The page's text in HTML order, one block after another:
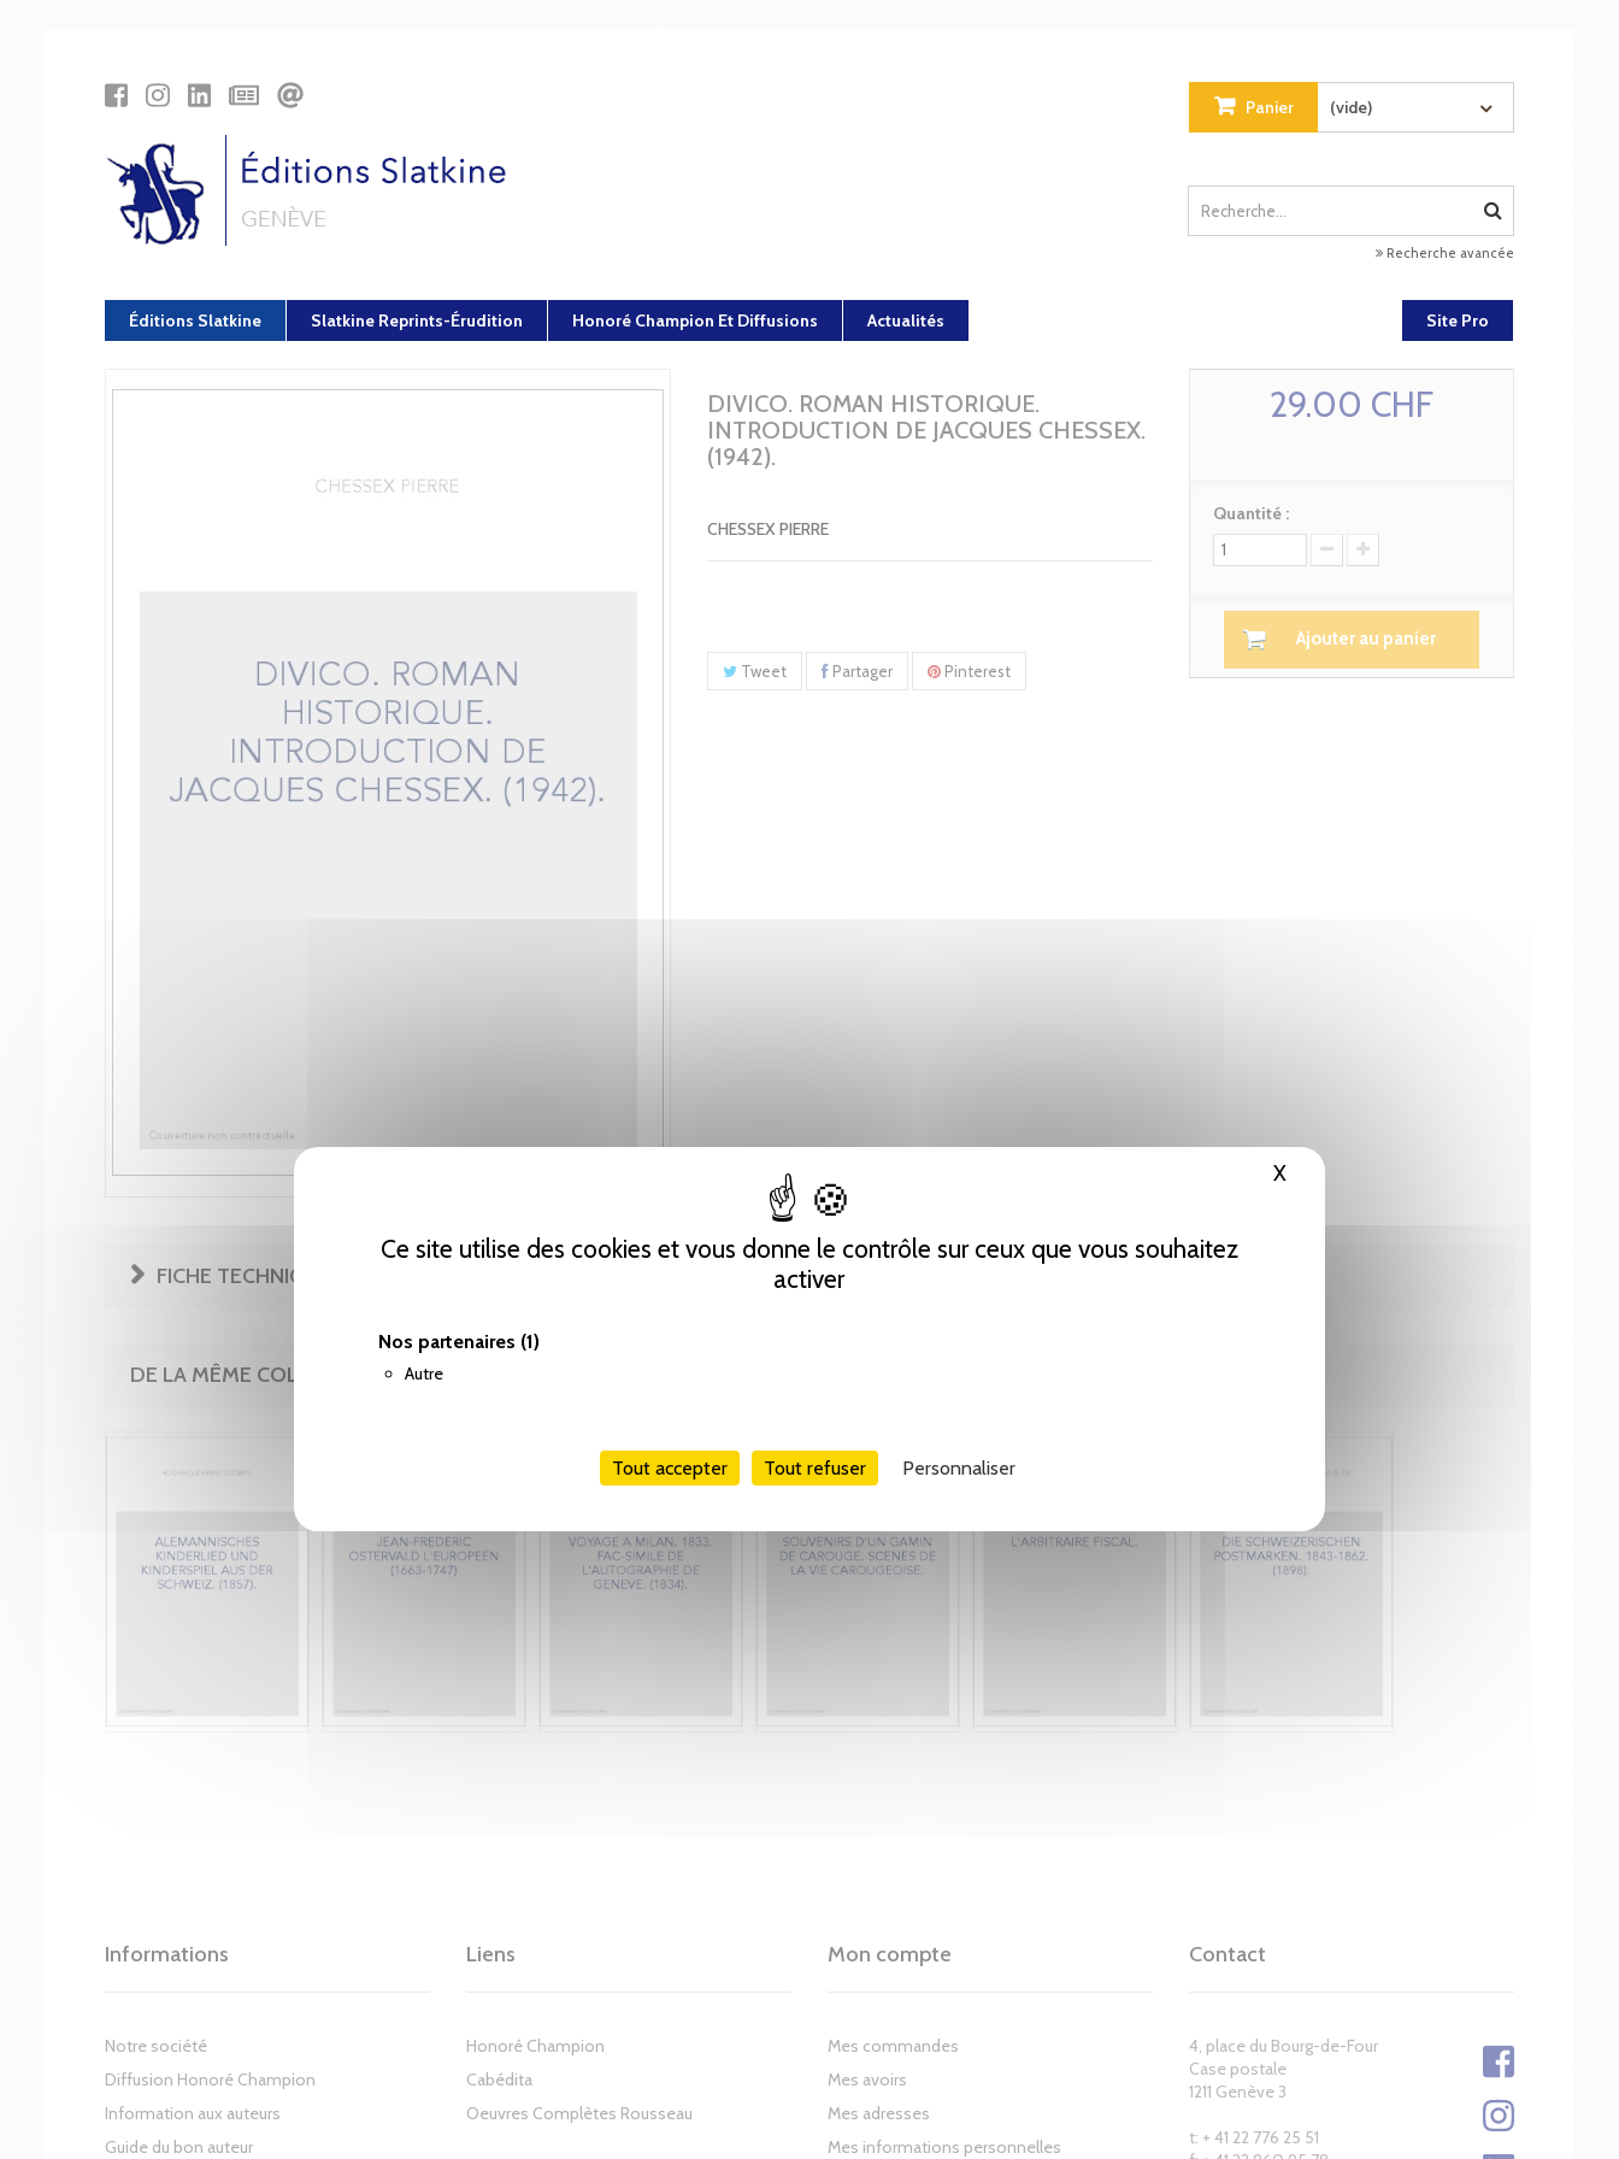
Ce site utilise des cookies et vous donne le contrôle sur ceux que vous souhaitez
activer
Nos partenaires (1)
Autre
Tout accepter Tout refuser Personnaliser
X Masquer le bandeau des cookies
Panier (vide)
Recherche avancée
Éditions Slatkine Slatkine Reprints-Érudition Honoré Champion Et Diffusions Actualités Site Pro
DIVICO. ROMAN HISTORIQUE.
INTRODUCTION DE JACQUES CHESSEX.
(1942).
CHESSEX PIERRE
Tweet Partager Pinterest
29.00 CHF
Quantité :
Ajouter au panier
FICHE TECHNIQUE
DE LA MÊME COLLECTION
Informations
Notre société
Diffusion Honoré Champion
Information aux auteurs
Guide du bon auteur
Liens
Honoré Champion
Cabédita
Oeuvres Complètes Rousseau
Mon compte
Mes commandes
Mes avoirs
Mes adresses
Mes informations personnelles
Contact
4, place du Bourg-de-Four
Case postale
1211 Genève 3
t: + 41 22 776 25 51